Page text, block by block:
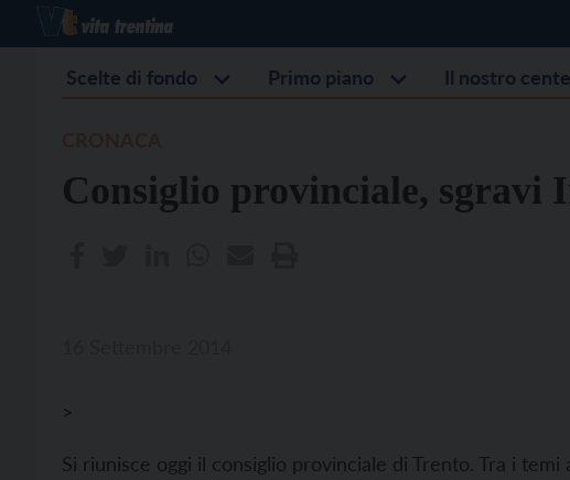
Scelte di fondo Primo piano Il nostro
Consiglio provinciale, sgravi
>
Si riunisce oggi il consiglio provinciale di Trento. Tra i temi